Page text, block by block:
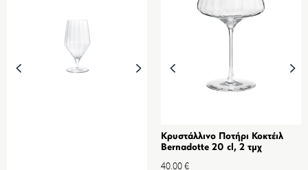
Κρυστάλλινο Ποτήρι Κοκτέιλ
Bernadotte 20 cl, 2 τμχ
40.00€